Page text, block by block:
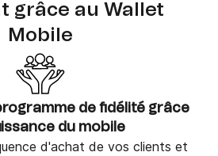
grâce au Wallet
Mobile
de fidélité grâce
du mobile
d'achat de vos clients et